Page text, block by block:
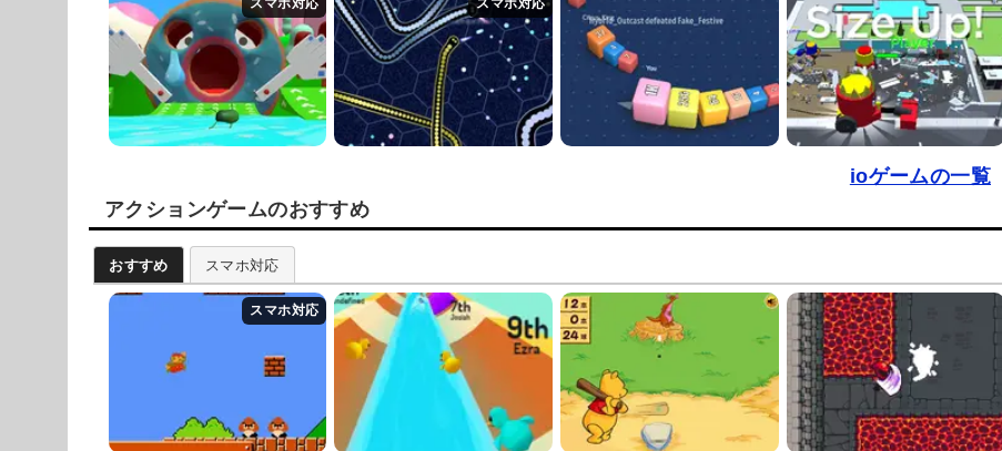
ioゲームの一覧
アクションゲームのおすすめ
おすすめ スマホ対応